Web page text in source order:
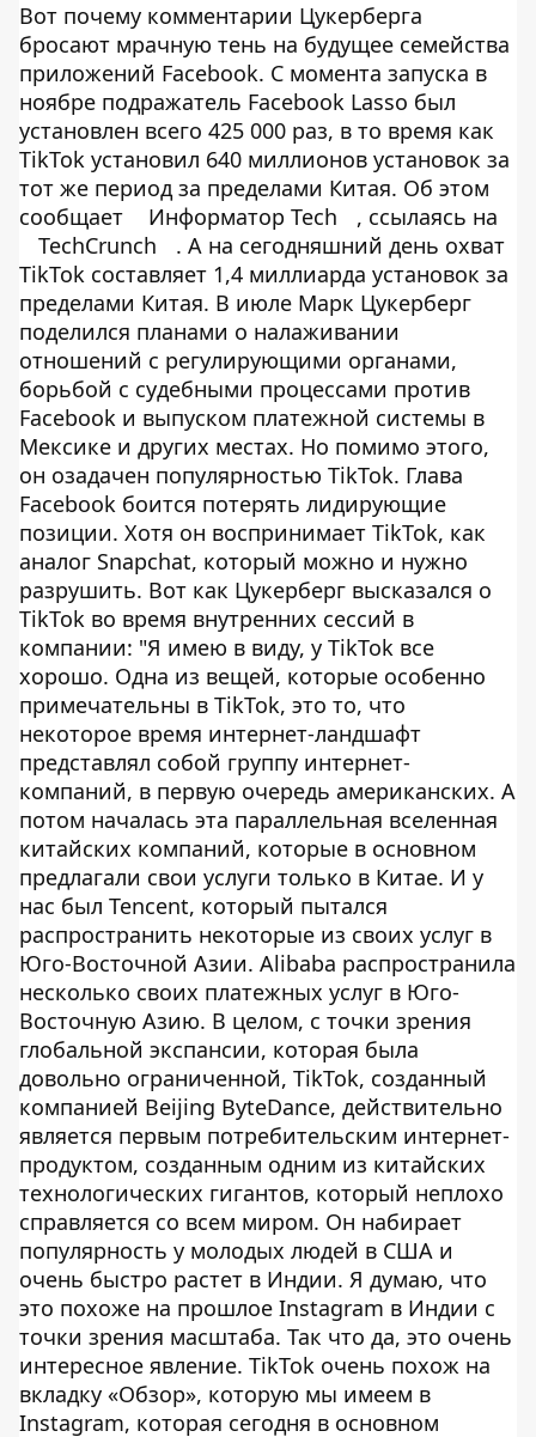
Вот почему комментарии Цукерберга
бросают мрачную тень на будущее семейства
приложений Facebook. С момента запуска в
ноябре подражатель Facebook Lasso был
установлен всего 425 000 раз, в то время как
TikTok установил 640 миллионов установок за
тот же период за пределами Китая. Об этом
сообщает
Информатор Tech
, ссылаясь на
TechCrunch
. А на сегодняшний день охват
TikTok составляет 1,4 миллиарда установок за
пределами Китая. В июле Марк Цукерберг
поделился планами о налаживании
отношений с регулирующими органами,
борьбой с судебными процессами против
Facebook и выпуском платежной системы в
Мексике и других местах. Но помимо этого,
он озадачен популярностью TikTok. Глава
Facebook боится потерять лидирующие
позиции. Хотя он воспринимает TikTok, как
аналог Snapchat, который можно и нужно
разрушить. Вот как Цукерберг высказался о
TikTok во время внутренних сессий в
компании: "Я имею в виду, у TikTok все
хорошо. Одна из вещей, которые особенно
примечательны в TikTok, это то, что
некоторое время интернет-ландшафт
представлял собой группу интернет-
компаний, в первую очередь американских. А
потом началась эта параллельная вселенная
китайских компаний, которые в основном
предлагали свои услуги только в Китае. И у
нас был Tencent, который пытался
распространить некоторые из своих услуг в
Юго-Восточной Азии. Alibaba распространила
несколько своих платежных услуг в Юго-
Восточную Азию. В целом, с точки зрения
глобальной экспансии, которая была
довольно ограниченной, TikTok, созданный
компанией Beijing ByteDance, действительно
является первым потребительским интернет-
продуктом, созданным одним из китайских
технологических гигантов, который неплохо
справляется со всем миром. Он набирает
популярность у молодых людей в США и
очень быстро растет в Индии. Я думаю, что
это похоже на прошлое Instagram в Индии с
точки зрения масштаба. Так что да, это очень
интересное явление. TikTok очень похож на
вкладку «Обзор», которую мы имеем в
Instagram, которая сегодня в основном